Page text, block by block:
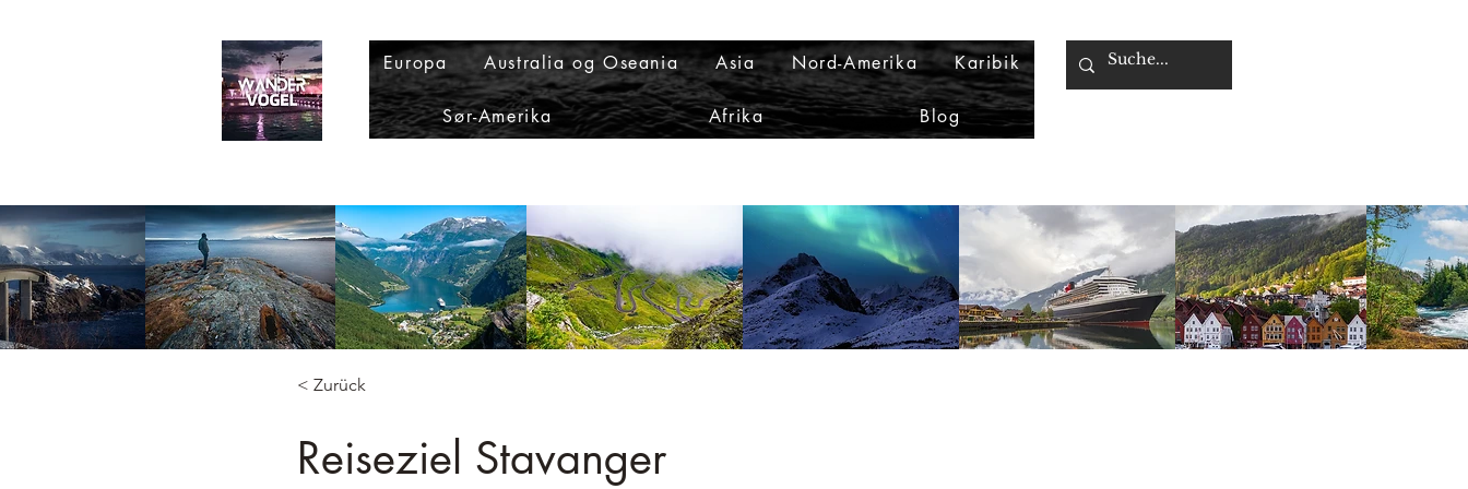
Europa Australia og Oseania Asia Nord-Amerika Karibik
Sør-Amerika Afrika Blog
< Zurück
Reiseziel Stavanger